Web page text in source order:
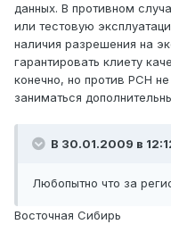
данных. В противном
или тестовую
наличия разрешения на
гарантировать клиету
конечно, но против РСН
заниматься
В 30.01.2009 в
Любопытно что за
Восточная Сибирь